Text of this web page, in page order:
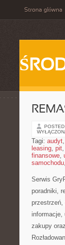
Strona główna
Tagi: audyt,
leasing, pit,
finansowe,
samochodu,
Serwis
poradniki,
przestrzeń,
informacje,
zakupy